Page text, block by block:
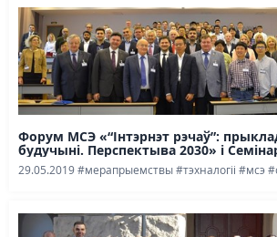
Форум МСЭ «“Інтэрнэт рэчаў”:
будучыні. Перспектыва 2030» і
29.05.2019#мерапрыемствы#тэхналогіі #мсэ